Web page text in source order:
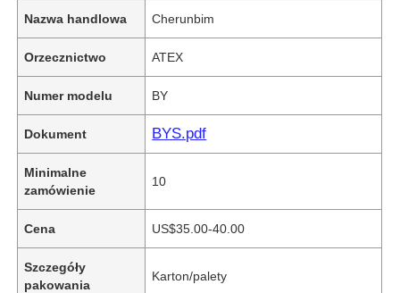
Nazwa handlowa Cherunbim
Orzecznictwo ATEX
Numer modelu BY
Dokument BYS.pdf
Minimalne
zamówienie
10
Cena US$35.00-40.00
Szczegóły
pakowania
Karton/palety